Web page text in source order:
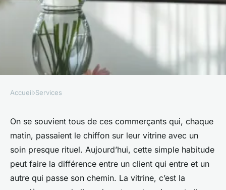
Top astuces des experts pour
des vitres sans traces
Nicet •09/06/2026 18:29• 12 min de lecture
Accueil›Services
On se souvient tous de ces commerçants qui, chaque
matin, passaient le chiffon sur leur vitrine avec un
soin presque rituel. Aujourd’hui, cette simple habitude
peut faire la différence entre un client qui entre et un
autre qui passe son chemin. La vitrine, c’est la